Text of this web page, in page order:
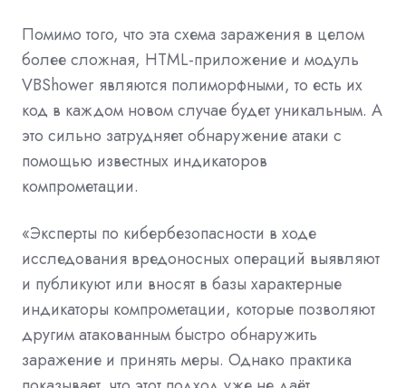
Помимо того, что эта схема заражения в целом
более сложная, HTML-приложение и модуль
VBShower являются полиморфными, то есть их
код в каждом новом случае будет уникальным. А
это сильно затрудняет обнаружение атаки с
помощью известных индикаторов
компрометации.
«Эксперты по кибербезопасности в ходе
исследования вредоносных операций выявляют
и публикуют или вносят в базы характерные
индикаторы компрометации, которые позволяют
другим атакованным быстро обнаружить
заражение и принять меры. Однако практика